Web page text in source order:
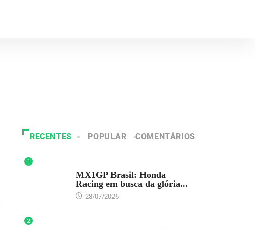
RECENTES POPULAR COMENTÁRIOS
1
MX1GP Brasil: Honda
Racing em busca da glória...
28/07/2026
2